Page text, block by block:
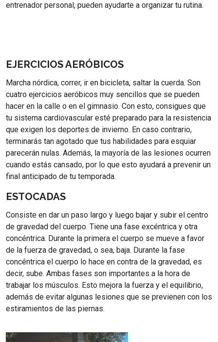
entrenador personal, pueden ayudarte a organizar tu rutina.
EJERCICIOS AERÓBICOS
Marcha nórdica, correr, ir en bicicleta, saltar la cuerda. Son
cuatro ejercicios aeróbicos muy sencillos que se pueden
hacer en la calle o en el gimnasio. Con esto, consigues que
tu sistema cardiovascular esté preparado para la resistencia
que exigen los deportes de invierno. En caso contrario,
terminarás tan agotado que tus habilidades para esquiar
parecerán nulas. Además, la mayoría de las lesiones ocurren
cuando estás cansado, por lo que esto ayudará a prevenir un
final anticipado de tu temporada.
ESTOCADAS
Consiste en dar un paso largo y luego bajar y subir el centro
de gravedad del cuerpo. Tiene una fase excéntrica y otra
concéntrica. Durante la primera el cuerpo se mueve a favor
de la fuerza de gravedad, o sea, baja. Durante la fase
concéntrica el cuerpo lo hace en contra de la gravedad, es
decir, sube. Ambas fases son importantes a la hora de
trabajar los músculos. Esto mejora la fuerza y el equilibrio,
además de evitar algunas lesiones que se previenen con los
estiramientos de las piernas.